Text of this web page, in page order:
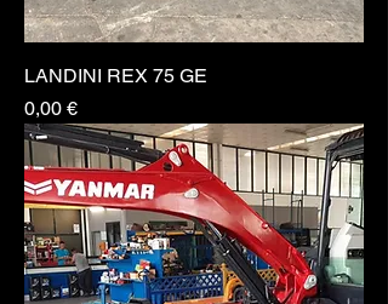
LANDINI REX 75 GE
Prezzo
0,00 €